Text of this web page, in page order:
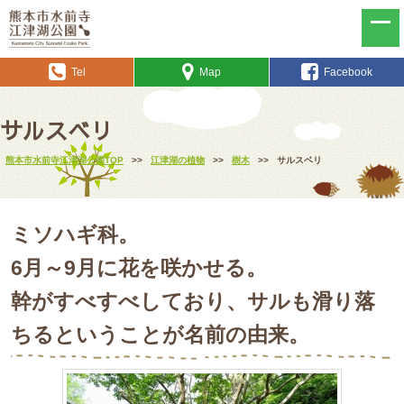
Tel Map Facebook
サルスベリ
熊本市水前寺江津湖公園TOP >> 江津湖の植物 >> 樹木 >> サルスベリ
ミソハギ科。
6月～9月に花を咲かせる。
幹がすべすべしており、サルも滑り落
ちるということが名前の由来。